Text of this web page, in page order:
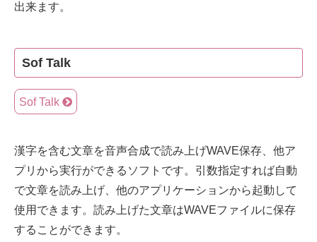
出来ます。
Sof Talk
Sof Talk
漢字を含む文章を音声合成で読み上げWAVE保存、他ア
プリから実行ができるソフトです。引数指定すれば自動
で文章を読み上げ、他のアプリケーションから起動して
使用できます。読み上げた文章はWAVEファイルに保存
することができます。